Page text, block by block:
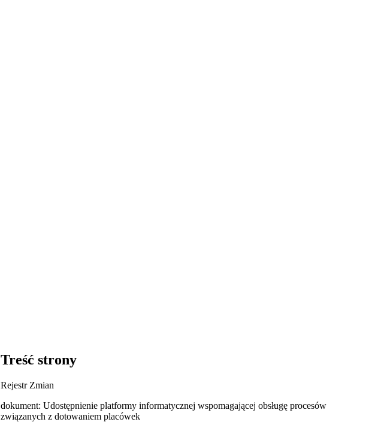
Treść strony
Rejestr Zmian
dokument: Udostępnienie platformy informatycznej wspomagającej obsługę procesów
związanych z dotowaniem placówek